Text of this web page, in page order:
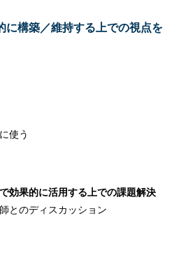
に構築／維持する上での視点を
使う
効果的に活用する上での課題解決
とのディスカッション